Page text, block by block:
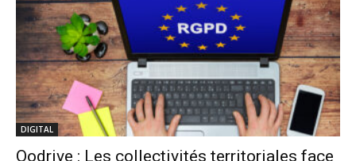
DIGITAL
Oodrive : Les collectivités territoriales face